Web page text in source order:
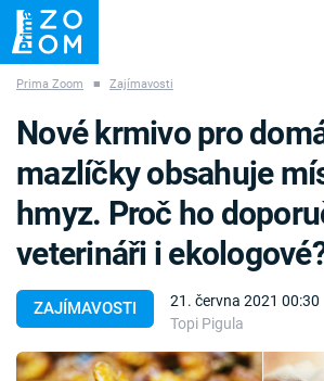
ZÁHADY VETŘELCI DÁVNOVĚKU
Témata
Témata
Prima Zoom ■ Zajímavosti
ZAJÍMAVOSTI
21. června 2021 00:30
Topi Pigula
Nové krmivo pro
mazlíčky obsahuje
hmyz. Proč ho
veterináři i